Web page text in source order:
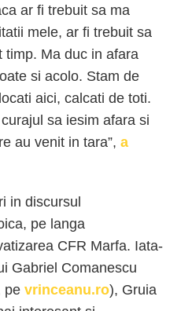
ar fi trebuit sa ma
mele, ar fi trebuit sa
timp. Ma duc in afara
si acolo. Stam de
aici, calcati de toti.
sa iesim afara si
au venit in tara”,a
in discursul
pe langa
CFR Marfa. Iata-
Gabriel Comanescu
pevrinceanu.ro), Gruia